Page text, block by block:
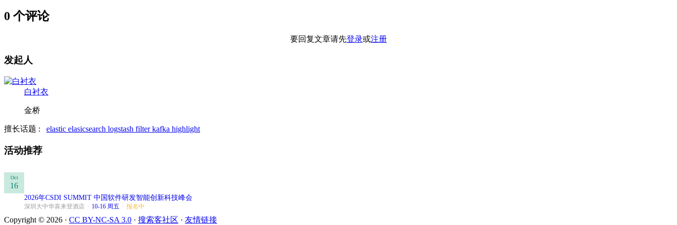
0 个评论
要回复文章请先登录或注册
发起人
白衬衣
金桥
擅长话题 : elastic elasicsearch logstash filterkafka highlight
活动推荐
Oct
16
2026年CSDI SUMMIT 中国软件研发智能创新科技峰会
深圳大中华喜来登酒店 · 10-16 周五 · 报名中
Copyright © 2026 · CC BY-NC-SA 3.0 · 搜索客社区 · 友情链接